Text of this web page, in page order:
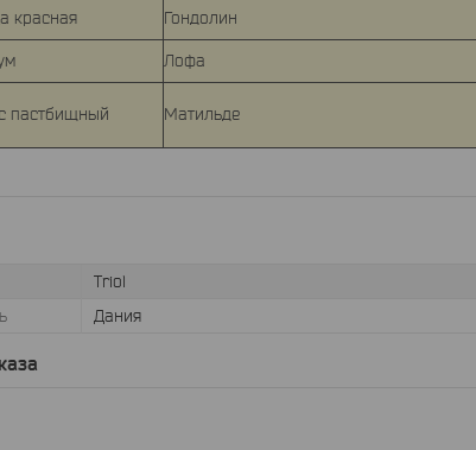
красная Гондолин
Лофа
пастбищный Матильде
Triol
Дания